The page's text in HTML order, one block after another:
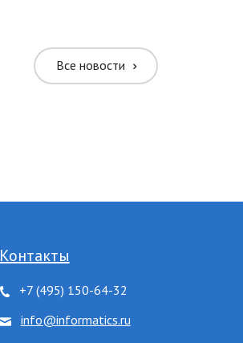
Все новости
Контакты
+7 (495) 150-64-32
info@informatics.ru